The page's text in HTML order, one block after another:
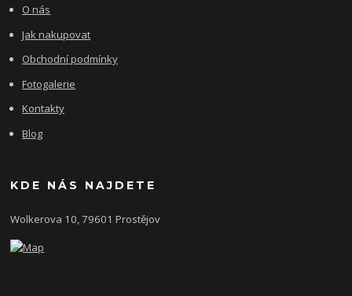
O nás
Jak nakupovat
Obchodní podmínky
Fotogalerie
Kontakty
Blog
KDE NÁS NAJDETE
Wolkerova 10, 79601 Prostějov